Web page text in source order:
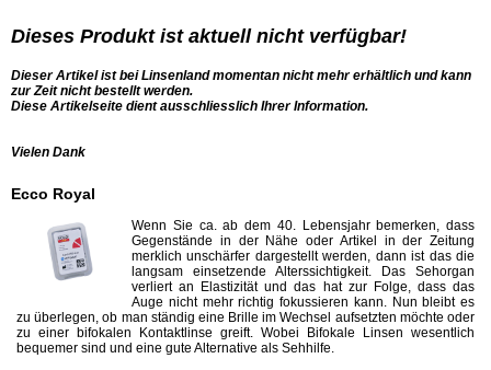
Dieses Produkt ist aktuell nicht verfügbar!
Dieser Artikel ist bei Linsenland momentan nicht mehr erhältlich und kann
zur Zeit nicht bestellt werden.
Diese Artikelseite dient ausschliesslich Ihrer Information.
Vielen Dank
Ecco Royal
Wenn Sie ca. ab dem 40. Lebensjahr bemerken, dass
Gegenstände in der Nähe oder Artikel in der Zeitung
merklich unschärfer dargestellt werden, dann ist das die
langsam einsetzende Alterssichtigkeit. Das Sehorgan
verliert an Elastizität und das hat zur Folge, dass das
Auge nicht mehr richtig fokussieren kann. Nun bleibt es
zu überlegen, ob man ständig eine Brille im Wechsel aufsetzten möchte oder
zu einer bifokalen Kontaktlinse greift. Wobei Bifokale Linsen wesentlich
bequemer sind und eine gute Alternative als Sehhilfe.